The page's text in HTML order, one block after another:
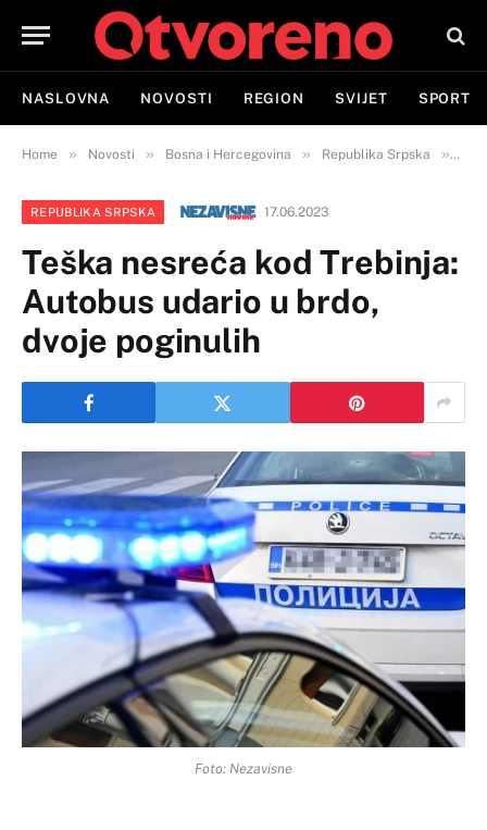
NASLOVNA NOVOSTI REGION SVIJET SPORT
Home » Novosti » Bosna i Hercegovina » Republika Srpska »
REPUBLIKA SRPSKA 17.06.2023
Teška nesreća kod Trebinja:
Autobus udario u brdo,
dvoje poginulih
Foto: Nezavisne